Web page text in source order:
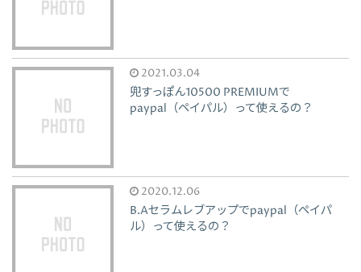
2021.03.04
兜すっぽん10500 PREMIUMで
paypal（ペイパル）って使えるの？
2020.12.06
B.Aセラムレブアップでpaypal（ペイパ
ル）って使えるの？